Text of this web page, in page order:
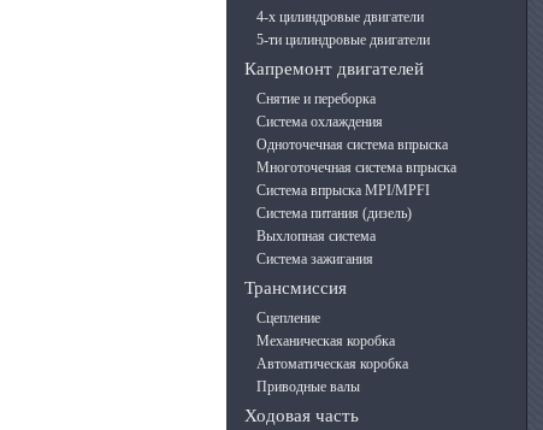
4-х цилиндровые двигатели
5-ти цилиндровые двигатели
Капремонт двигателей
Снятие и переборка
Система охлаждения
Одноточечная система впрыска
Многоточечная система впрыска
Система впрыска MPI/MPFI
Система питания (дизель)
Выхлопная система
Система зажигания
Трансмиссия
Сцепление
Механическая коробка
Автоматическая коробка
Приводные валы
Ходовая часть